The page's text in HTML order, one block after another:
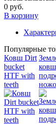
0 руб.
В корзину
Популярные
Ковш Dirt
bucket
HTF with
teeth